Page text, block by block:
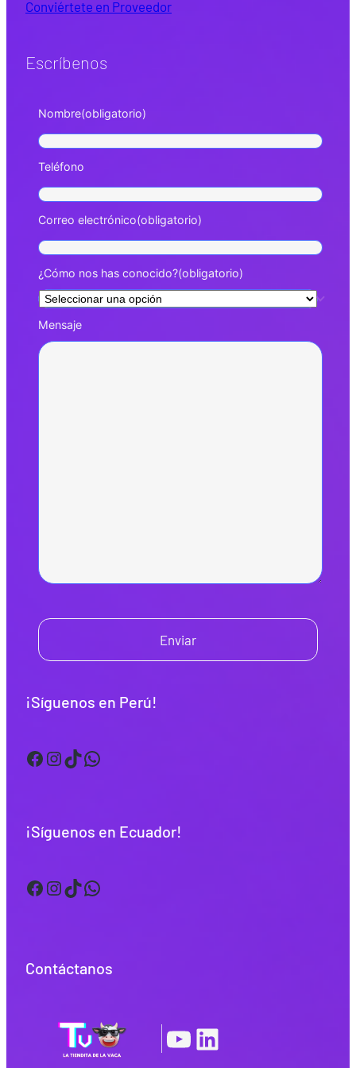
Conviértete en Proveedor
Escríbenos
Nombre(obligatorio)
Teléfono
Correo electrónico(obligatorio)
¿Cómo nos has conocido?(obligatorio)
Mensaje
Enviar
¡Síguenos en Perú!
Facebook InstagramTikTok WhatsApp
¡Síguenos en Ecuador!
Facebook InstagramTikTok WhatsApp
Contáctanos
YouTube LinkedIn